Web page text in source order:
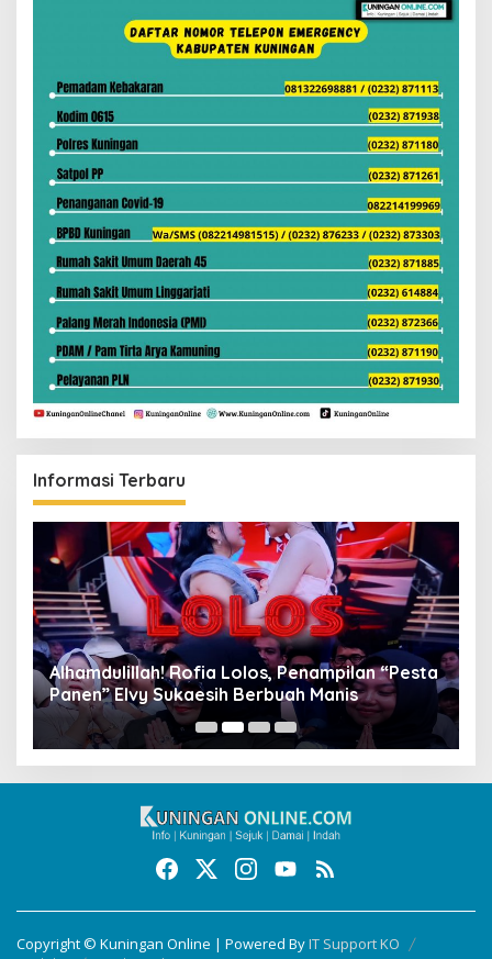
Informasi Terbaru
Alhamdulillah! Rofia Lolos, Penampilan “Pesta
Panen” Elvy Sukaesih Berbuah Manis
Copyright © Kuningan Online | Powered ByIT Support KO